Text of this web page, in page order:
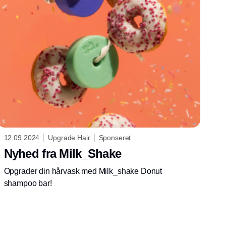
12.09.2024 Upgrade Hair Sponseret
Nyhed fra Milk_Shake
Opgrader din hårvask med Milk_shake Donut
shampoo bar!